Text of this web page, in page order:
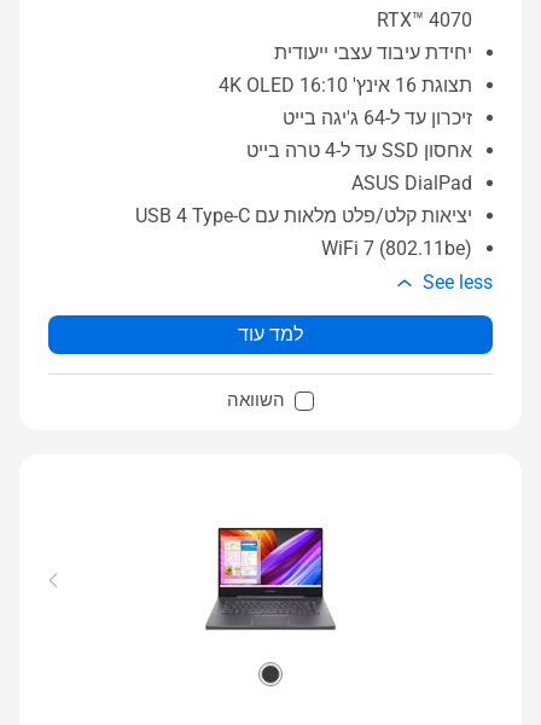
RTX™‎ 4070
יחידת עיבוד עצבי ייעודית
תצוגת 16 אינץ' 4K OLED 16:10
זיכרון עד ל-64 ג'יגה בייט
אחסון SSD עד ל-4 טרה בייט
ASUS DialPad
יציאות קלט/פלט מלאות עם USB 4 Type-C
WiFi 7 (802.11be)
See less
למד עוד
השוואה